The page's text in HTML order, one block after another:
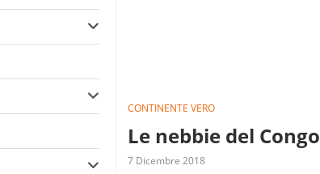
CONTINENTE VERO
Le nebbie del Congo
7 Dicembre 2018